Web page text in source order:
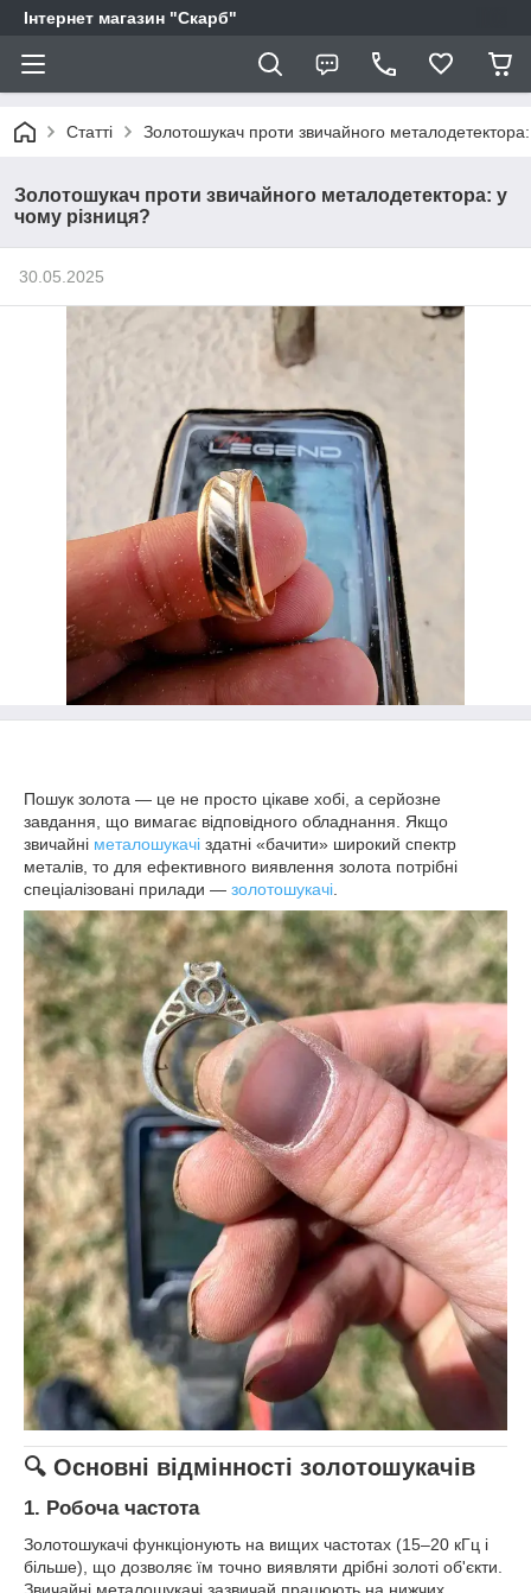
Інтернет магазин "Скарб"
Статті Золотошукач проти звичайного
Золотошукач проти звичайного металодетектора: у
чому різниця?
30.05.2025
Пошук золота — це не просто цікаве хобі, а серйозне
завдання, що вимагає відповідного обладнання. Якщо
звичайні металошукачі здатні «бачити» широкий спектр
металів, то для ефективного виявлення золота потрібні
спеціалізовані прилади — золотошукачі
🔍 Основні відмінності золотошукачів
1. Робоча частота
Золотошукачі функціонують на вищих частотах (15–20 кГц і
більше), що дозволяє їм точно виявляти дрібні золоті об'єкти.